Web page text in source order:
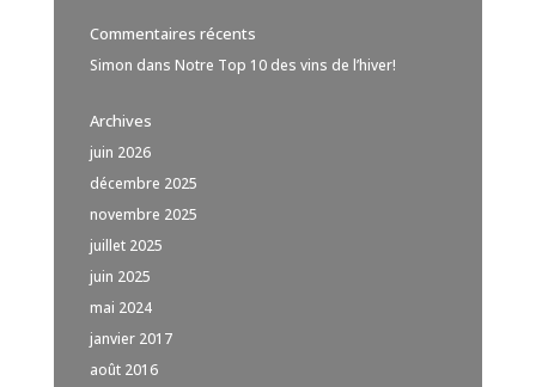
Commentaires récents
Simon dans Notre Top 10 des vins de l’hiver!
Archives
juin 2026
décembre 2025
novembre 2025
juillet 2025
juin 2025
mai 2024
janvier 2017
août 2016